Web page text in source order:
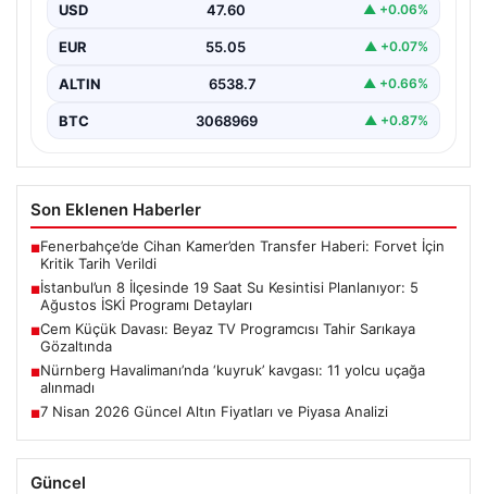
İstanbul Su ve Kanalizasyon İdaresi (İSKİ), önümüzdeki
kapsamında…
USD 47.60 ▲ +0.06%
EUR 55.05 ▲ +0.07%
ALTIN 6538.7 ▲ +0.66%
BTC 3068969 ▲ +0.87%
Son Eklenen Haberler
■Fenerbahçe’de Cihan Kamer’den Transfer Haberi: Forvet İçin
Kritik Tarih Verildi
■İstanbul’un 8 İlçesinde 19 Saat Su Kesintisi Planlanıyor: 5
Ağustos İSKİ Programı Detayları
■Cem Küçük Davası: Beyaz TV Programcısı Tahir Sarıkaya
Gözaltında
■Nürnberg Havalimanı’nda ‘kuyruk’ kavgası: 11 yolcu uçağa
alınmadı
■7 Nisan 2026 Güncel Altın Fiyatları ve Piyasa Analizi
Güncel